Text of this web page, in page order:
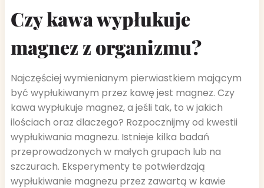
Czy kawa wypłukuje
magnez z organizmu?
Najczęściej wymienianym pierwiastkiem mającym
być wypłukiwanym przez kawę jest magnez. Czy
kawa wypłukuje magnez, a jeśli tak, to w jakich
ilościach oraz dlaczego? Rozpocznijmy od kwestii
wypłukiwania magnezu. Istnieje kilka badań
przeprowadzonych w małych grupach lub na
szczurach. Eksperymenty te potwierdzają
wypłukiwanie magnezu przez zawartą w kawie